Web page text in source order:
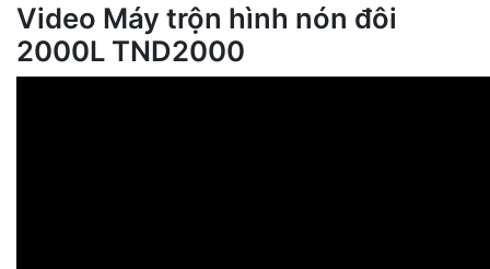
Video Máy trộn hình nón đôi
2000L TND2000